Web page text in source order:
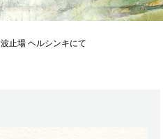
波止場 ヘルシンキにて